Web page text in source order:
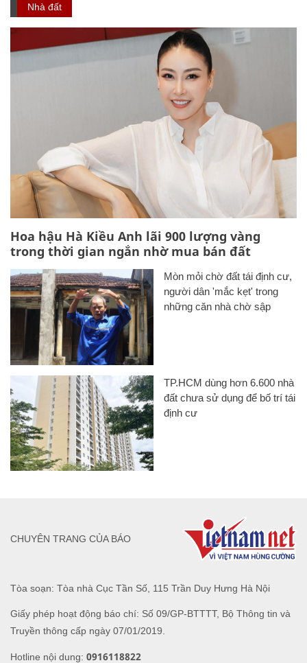
Nhà đất
Hoa hậu Hà Kiều Anh lãi 900 lượng vàng
trong thời gian ngắn nhờ mua bán đất
Mòn mỏi chờ đất tái định cư,
người dân 'mắc kẹt' trong
những căn nhà chờ sập
TP.HCM dùng hơn 6.600 nhà
đất chưa sử dụng để bố trí tái
định cư
Tòa soạn: Tòa nhà Cục Tần Số, 115 Trần Duy Hưng Hà Nội
Giấy phép hoạt động báo chí: Số 09/GP-BTTTT, Bộ Thông tin và
Truyền thông cấp ngày 07/01/2019.
Hotline nội dung: 0916118822
CHUYÊN TRANG CỦA BÁO